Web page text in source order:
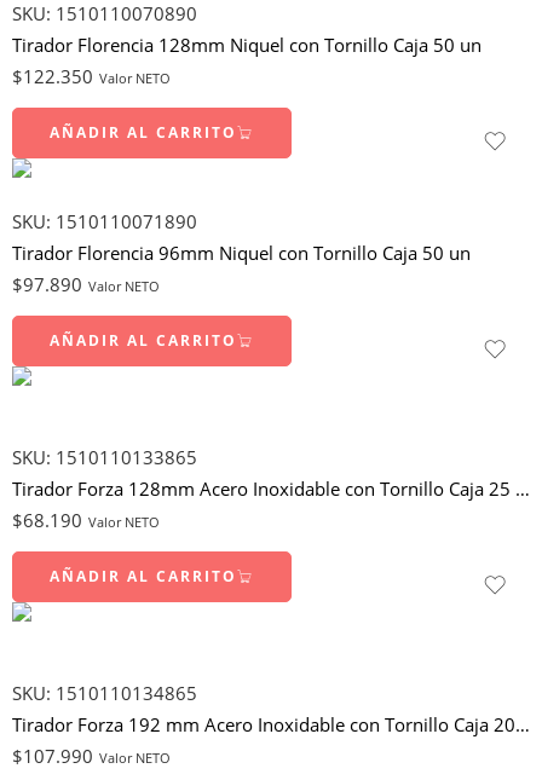
SKU: 1510110070890
Tirador Florencia 128mm Niquel con Tornillo Caja 50 un
$122.350 Valor NETO
AÑADIR AL CARRITO
SKU: 1510110071890
Tirador Florencia 96mm Niquel con Tornillo Caja 50 un
$97.890 Valor NETO
AÑADIR AL CARRITO
SKU: 1510110133865
Tirador Forza 128mm Acero Inoxidable con Tornillo Caja 25 un
$68.190 Valor NETO
AÑADIR AL CARRITO
SKU: 1510110134865
Tirador Forza 192 mm Acero Inoxidable con Tornillo Caja 20 un
$107.990 Valor NETO